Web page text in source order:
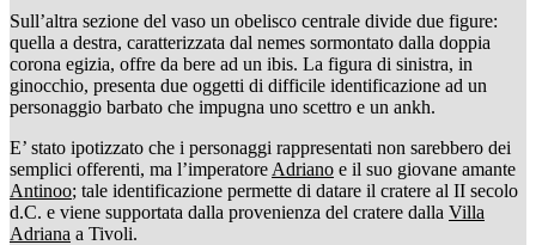
Sull’altra sezione del vaso un obelisco centrale divide due figure:
quella a destra, caratterizzata dal nemes sormontato dalla doppia
corona egizia, offre da bere ad un ibis. La figura di sinistra, in
ginocchio, presenta due oggetti di difficile identificazione ad un
personaggio barbato che impugna uno scettro e un ankh.
E’ stato ipotizzato che i personaggi rappresentati non sarebbero dei
semplici offerenti, ma l’imperatore Adriano e il suo giovane amante
Antinoo; tale identificazione permette di datare il cratere al II secolo
d.C. e viene supportata dalla provenienza del cratere dalla Villa
Adriana a Tivoli.